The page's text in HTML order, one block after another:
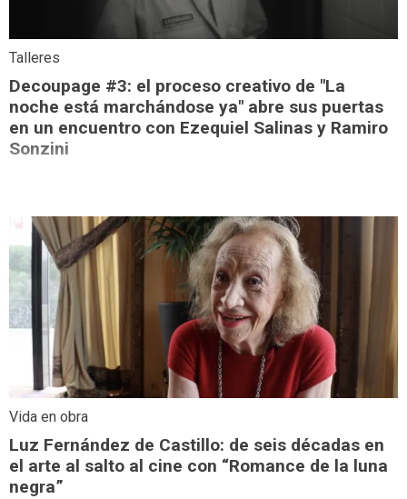
Talleres
Decoupage #3: el proceso creativo de "La
noche está marchándose ya" abre sus puertas
en un encuentro con Ezequiel Salinas y Ramiro
Sonzini
Vida en obra
Luz Fernández de Castillo: de seis décadas en
el arte al salto al cine con “Romance de la luna
negra”